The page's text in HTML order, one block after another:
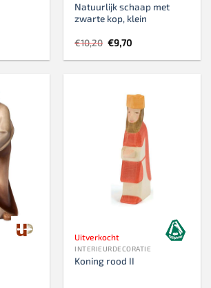
Natuurlijk schaap met
zwarte kop, klein
€10,20 Oorspronkelijke
prijs
was:
€9,70Huidige
is:
Uitverkocht
INTERIEURDECORATIE
Koning rood II